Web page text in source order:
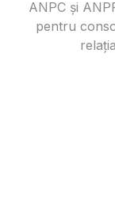
ANPC și
pentru